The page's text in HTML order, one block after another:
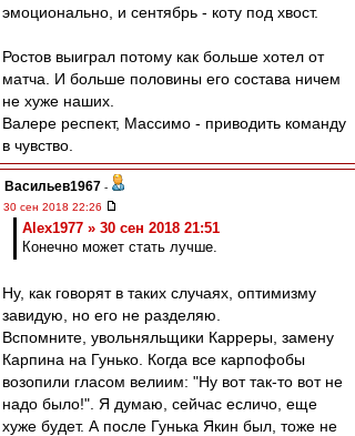
эмоционально, и сентябрь - коту под хвост.
Ростов выиграл потому как больше хотел от
матча. И больше половины его состава ничем
не хуже наших.
Валере респект, Массимо - приводить команду
в чувство.
Васильев1967 -
30 сен 2018 22:26
Alex1977 » 30 сен 2018 21:51
Конечно может стать лучше.
Ну, как говорят в таких случаях, оптимизму
завидую, но его не разделяю.
Вспомните, увольняльщики Карреры, замену
Карпина на Гунько. Когда все карпофобы
возопили гласом велиим: "Ну вот так-то вот не
надо было!". Я думаю, сейчас есличо, еще
хуже будет. А после Гунька Якин был, тоже не